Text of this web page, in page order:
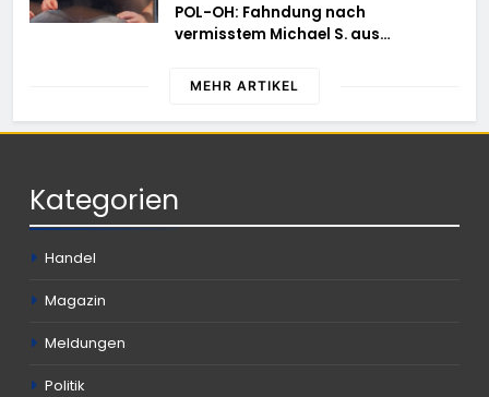
POL-OH: Fahndung nach
vermisstem Michael S. aus
MEHR ARTIKEL
Kategorien
Handel
Magazin
Meldungen
Politik